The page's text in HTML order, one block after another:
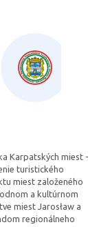
Karpatských miest -
turistického
miest založeného
a kultúrnom
miest Jarosław a
regionálneho